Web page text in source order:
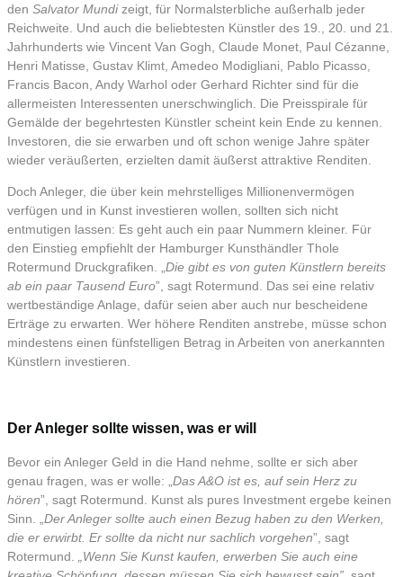
den Salvator Mundizeigt, für Normalsterbliche außerhalb jeder
Reichweite. Und auch die beliebtesten Künstler des 19., 20. und 21.
Jahrhunderts wie Vincent Van Gogh, Claude Monet, Paul Cézanne,
Henri Matisse, Gustav Klimt, Amedeo Modigliani, Pablo Picasso,
Francis Bacon, Andy Warhol oder Gerhard Richter sind für die
allermeisten Interessenten unerschwinglich. Die Preisspirale für
Gemälde der begehrtesten Künstler scheint kein Ende zu kennen.
Investoren, die sie erwarben und oft schon wenige Jahre später
wieder veräußerten, erzielten damit äußerst attraktive Renditen.
Doch Anleger, die über kein mehrstelliges Millionenvermögen
verfügen und in Kunst investieren wollen, sollten sich nicht
entmutigen lassen: Es geht auch ein paar Nummern kleiner. Für
den Einstieg empfiehlt der Hamburger Kunsthändler Thole
Rotermund Druckgrafiken. „ Die gibt es von guten Künstlern bereits
ab ein paar Tausend Euro”, sagt Rotermund. Das sei eine relativ
wertbeständige Anlage, dafür seien aber auch nur bescheidene
Erträge zu erwarten. Wer höhere Renditen anstrebe, müsse schon
mindestens einen fünfstelligen Betrag in Arbeiten von anerkannten
Künstlern investieren.
Der Anleger sollte wissen, was er will
Bevor ein Anleger Geld in die Hand nehme, sollte er sich aber
genau fragen, was er wolle: „Das A&O ist es, auf sein Herz zu
hören”, sagt Rotermund. Kunst als pures Investment ergebe keinen
Sinn. „Der Anleger sollte auch einen Bezug haben zu den Werken,
die er erwirbt. Er sollte da nicht nur sachlich vorgehen”, sagt
Rotermund. „Wenn Sie Kunst kaufen, erwerben Sie auch eine